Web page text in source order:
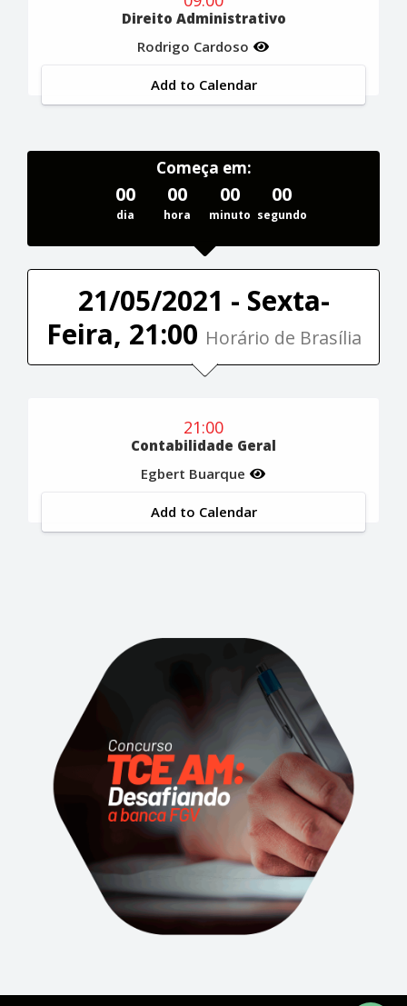
Direito Administrativo
Rodrigo Cardoso
Add to Calendar
Começa em:
00
dia
00
hora
00
minuto
00
segundo
21/05/2021 - Sexta-
Feira, 21:00 Horário de Brasília
21:00
Contabilidade Geral
Egbert Buarque
Add to Calendar